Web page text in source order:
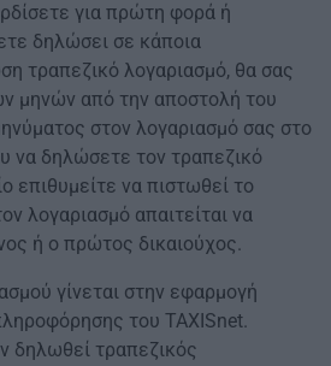
για πρώτη φορά ή
δηλώσει σε κάποια
τραπεζικό λογαριασμό, θα σας
μηνών από την αποστολή του
στον λογαριασμό σας στο
να δηλώσετε τον τραπεζικό
επιθυμείτε να πιστωθεί το
λογαριασμό απαιτείται να
ή ο πρώτος δικαιούχος.
γίνεται στην εφαρμογή
του TAXISnet.
δηλωθεί τραπεζικός